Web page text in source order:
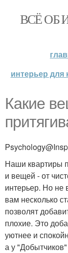
ВСЁ ОБ
интерьер для
Какие
Наши квартиры
и вещей - от
интерьер. Но
вам несколько
позволят
плохие. Это
уютнее и
а у